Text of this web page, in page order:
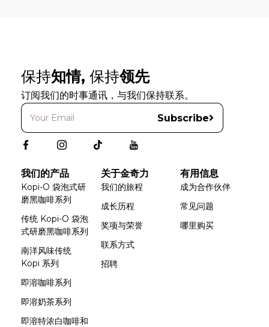
保持知情, 保持领先
订阅我们的时事通讯，与我们保持联系。
Subscribe
我们的产品
Kopi-O 袋泡式研
磨黑咖啡系列
传统 Kopi-O 袋泡
式研磨黑咖啡系列
南洋风味传统
Kopi 系列
即溶咖啡系列
即溶奶茶系列
即溶特浓白咖啡和
关于金奇力
我们的旅程
成长历程
奖项与荣誉
联系方式
招聘
有用信息
成为合作伙伴
常见问题
哪里购买